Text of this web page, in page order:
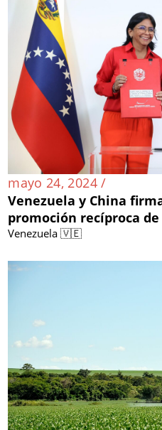
mayo 24, 2024 /
Venezuela y China
promoción recíproca
Venezuela 🇻🇪